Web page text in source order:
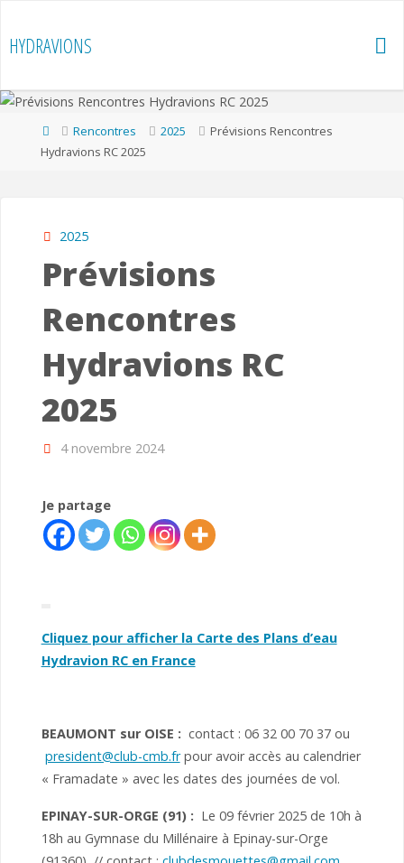
content
HYDRAVIONS
HomeRencontres 2025
Prévisions Rencontres
Hydravions RC 2025
2025
Prévisions
Rencontres
Hydravions RC
2025
4 novembre 2024
Je partage
Cliquez pour afficher la Carte des Plans d’eau
Hydravion RC en France
BEAUMONT sur OISE : contact : 06 32 00 70 37 ou
president@club-cmb.frpour avoir accès au calendrier
« Framadate » avec les dates des journées de vol.
EPINAY-SUR-ORGE (91) : Le 09 février 2025 de 10h à
18h au Gymnase du Millénaire à Epinay-sur-Orge